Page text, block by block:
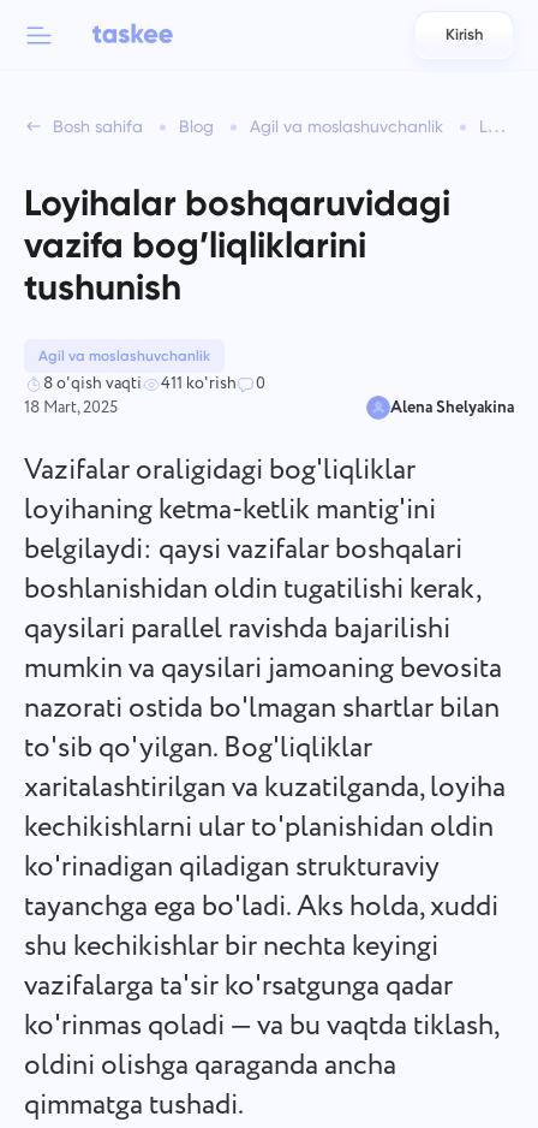
العربية
Azərbaycan
日本語
বাংলা
English
Español
Français
עברית
हिन्दी
Italiano
中文 (中国)
Kiswahili
Português
Русский
Oʻzbek
Kirish
Bosh sahifa Blog Agil va moslashuvchanlik Loyihalar boshqaruvidagi vazifa bog’liqliklarini tushunish
Loyihalar boshqaruvidagi
vazifa bog’liqliklarini
tushunish
Agil va moslashuvchanlik
8 o'qish vaqti 411 ko'rish
0
18 Mart, 2025
Alena Shelyakina
Vazifalar oraligidagi bog'liqliklar
loyihaning ketma-ketlik mantig'ini
belgilaydi: qaysi vazifalar boshqalari
boshlanishidan oldin tugatilishi kerak,
qaysilari parallel ravishda bajarilishi
mumkin va qaysilari jamoaning bevosita
nazorati ostida bo'lmagan shartlar bilan
to'sib qo'yilgan. Bog'liqliklar
xaritalashtirilgan va kuzatilganda, loyiha
kechikishlarni ular to'planishidan oldin
ko'rinadigan qiladigan strukturaviy
tayanchga ega bo'ladi. Aks holda, xuddi
shu kechikishlar bir nechta keyingi
vazifalarga ta'sir ko'rsatgunga qadar
ko'rinmas qoladi — va bu vaqtda tiklash,
oldini olishga qaraganda ancha
qimmatga tushadi.
Taskee funksiyalari
Haqida bilib oling 7 ko'proq ilhomlantiruvchi xususiyatlar
Barcha funksiyalarni ko'rish
Kuzatuv vaqti
Vazifa vaqtini kuzatish, hamkasblarni kuzatib boring va
Vazifalar
Vazifa yarating, uni hamkasblaringiz bilan bajaring va uni
tugallangandan so'ng yopib qo'ying.
Hisobotlar
Loyihaga sarflangan vaqt bo'yicha hisobotlardan foydalanib,
Kanban taxtasi
Vazifalarni Kanban taxtasida boshqaring, vazifalarni filtrlash
va taxtangizni kengaytiring.
Loyiha boshqaruvi
Loyihani boshqarish ma'lumotlarini (holatlar/yorliqlar) va
jamoa faoliyatini bitta joyda boshqaring.
Kompaniyani boshqarish
Jamoalar uchun
Sanoatlar